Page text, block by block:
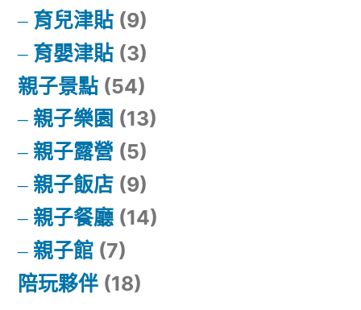
育兒津貼 (9)
育嬰津貼 (3)
親子景點 (54)
親子樂園 (13)
親子露營 (5)
親子飯店 (9)
親子餐廳 (14)
親子館 (7)
陪玩夥伴 (18)